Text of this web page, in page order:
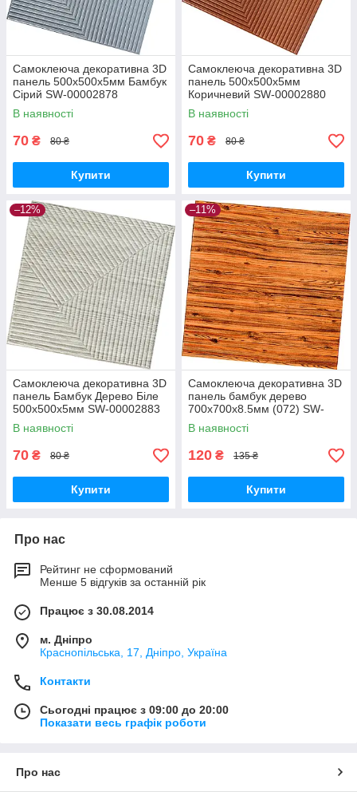
Самоклеюча декоративна 3D
панель 500х500х5мм Бамбук
Сірий SW-00002878
В наявності
70 ₴ 80 ₴
Купити
Самоклеюча декоративна 3D
панель 500х500х5мм
Коричневий SW-00002880
В наявності
70 ₴ 80 ₴
Купити
–12%
Самоклеюча декоративна 3D
панель Бамбук Дерево Біле
500х500х5мм SW-00002883
В наявності
70 ₴ 80 ₴
Купити
–11%
Самоклеюча декоративна 3D
панель бамбук дерево
700x700x8.5мм (072) SW-
00000097
В наявності
120 ₴ 135 ₴
Купити
Про нас
Рейтинг не сформований
Менше 5 відгуків за останній рік
Працює з 30.08.2014
м. Дніпро
Краснопільська, 17, Дніпро, Україна
Контакти
Сьогодні працює з 09:00 до 20:00
Показати весь графік роботи
Про нас